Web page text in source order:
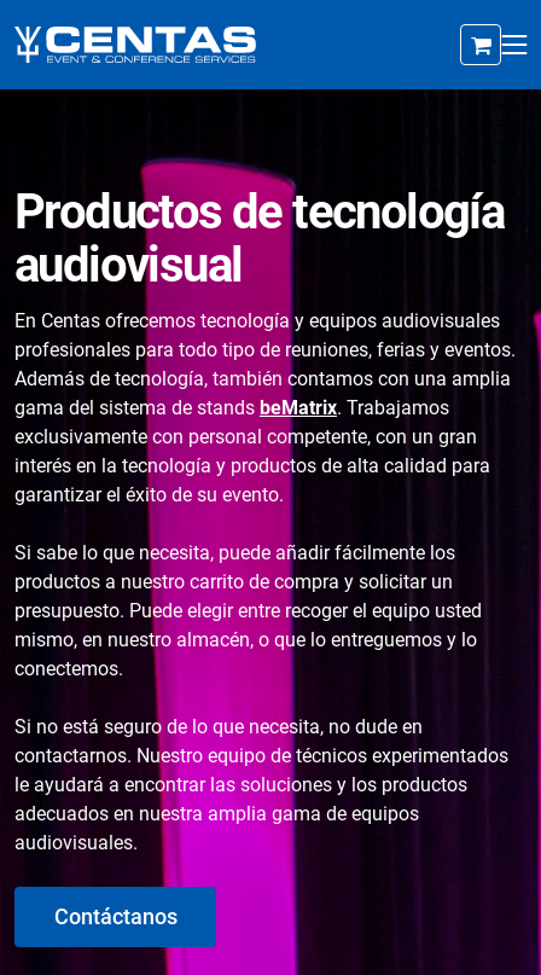
Productos de tecnología
audiovisual
En Centas ofrecemos tecnología y equipos audiovisuales
profesionales para todo tipo de reuniones, ferias y eventos.
Además de tecnología, también contamos con una amplia
gama del sistema de stands beMatrix. Trabajamos
exclusivamente con personal competente, con un gran
interés en la tecnología y productos de alta calidad para
garantizar el éxito de su evento.
Si sabe lo que necesita, puede añadir fácilmente los
productos a nuestro carrito de compra y solicitar un
presupuesto. Puede elegir entre recoger el equipo usted
mismo, en nuestro almacén, o que lo entreguemos y lo
conectemos.
Si no está seguro de lo que necesita, no dude en
contactarnos. Nuestro equipo de técnicos experimentados
le ayudará a encontrar las soluciones y los productos
adecuados en nuestra amplia gama de equipos
audiovisuales.
Contáctanos